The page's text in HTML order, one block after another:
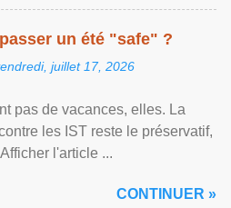
un été "safe" ?
juillet 17, 2026
pas de vacances, elles. La
les IST reste le préservatif,
l'article ...
CONTINUER »